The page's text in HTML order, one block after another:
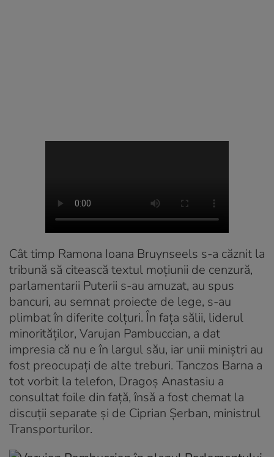
Cât timp Ramona Ioana Bruynseels s-a căznit la
tribună să citească textul moțiunii de cenzură,
parlamentarii Puterii s-au amuzat, au spus
bancuri, au semnat proiecte de lege, s-au
plimbat în diferite colțuri. În fața sălii, liderul
minorităților, Varujan Pambuccian, a dat
impresia că nu e în largul său, iar unii miniștri au
fost preocupați de alte treburi. Tanczos Barna a
tot vorbit la telefon, Dragoș Anastasiu a
consultat foile din față, însă a fost chemat la
discuții separate și de Ciprian Șerban, ministrul
Transporturilor.